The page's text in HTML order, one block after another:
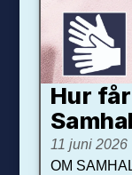
Hur
11 juni 2026
OM